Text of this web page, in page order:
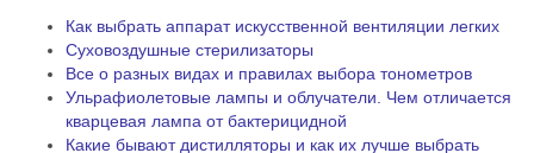
Как выбрать аппарат искусственной вентиляции легких
Суховоздушные стерилизаторы
Все о разных видах и правилах выбора тонометров
Ульрафиолетовые лампы и облучатели. Чем отличается
кварцевая лампа от бактерицидной
Какие бывают дистилляторы и как их лучше выбрать